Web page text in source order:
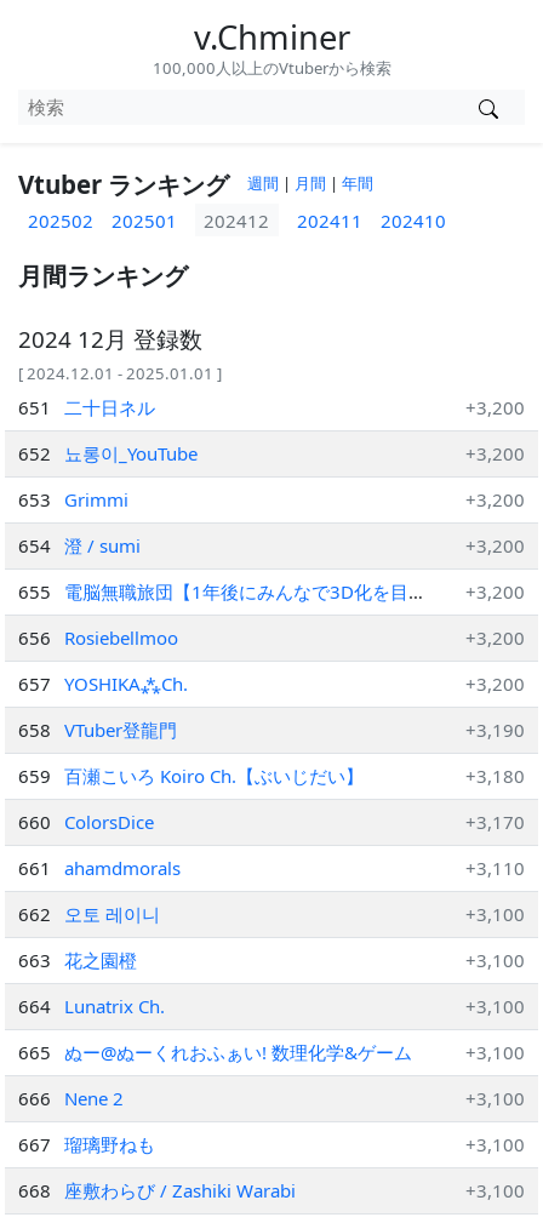
v.Chminer
100,000人以上のVtuberから検索
Vtuber ランキング 週間 | 月間 | 年間
202502 202501 202412 202411 202410
月間ランキング
2024 12月 登録数
[ 2024.12.01 - 2025.01.01 ]
651 二十日ネル
+3,200
652
뇨롱이_YouTube
+3,200
653
Grimmi
+3,200
654 澄 / sumi
+3,200
655
電脳無職旅団【1年後にみんなで3D化を目指
すVTuberユニット】
+3,200
656
Rosiebellmoo
+3,200
657
YOSHIKA⁂Ch.
+3,200
658
VTuber登龍門
+3,190
659
百瀬こいろ Koiro Ch.【ぶいじだい】
+3,180
660
ColorsDice
+3,170
661
ahamdmorals
+3,110
662
오토 레이니
+3,100
663
花之園橙
+3,100
664 Lunatrix Ch.
+3,100
665
ぬー@ぬーくれおふぁい! 数理化学&ゲーム
+3,100
666
Nene 2
+3,100
667
瑠璃野ねも
+3,100
668
座敷わらび / Zashiki Warabi
+3,100